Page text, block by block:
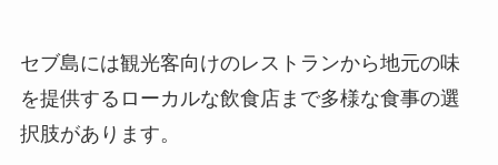
セブ島には観光客向けのレストランから地元の味
を提供するローカルな飲食店まで多様な食事の選
択肢があります。